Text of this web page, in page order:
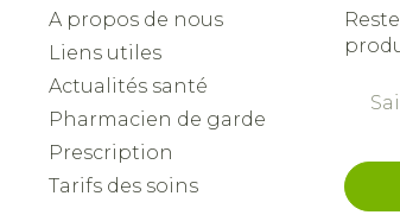
A propos de nous
Liens utiles
Actualités santé
Pharmacien de garde
Prescription
Tarifs des soins